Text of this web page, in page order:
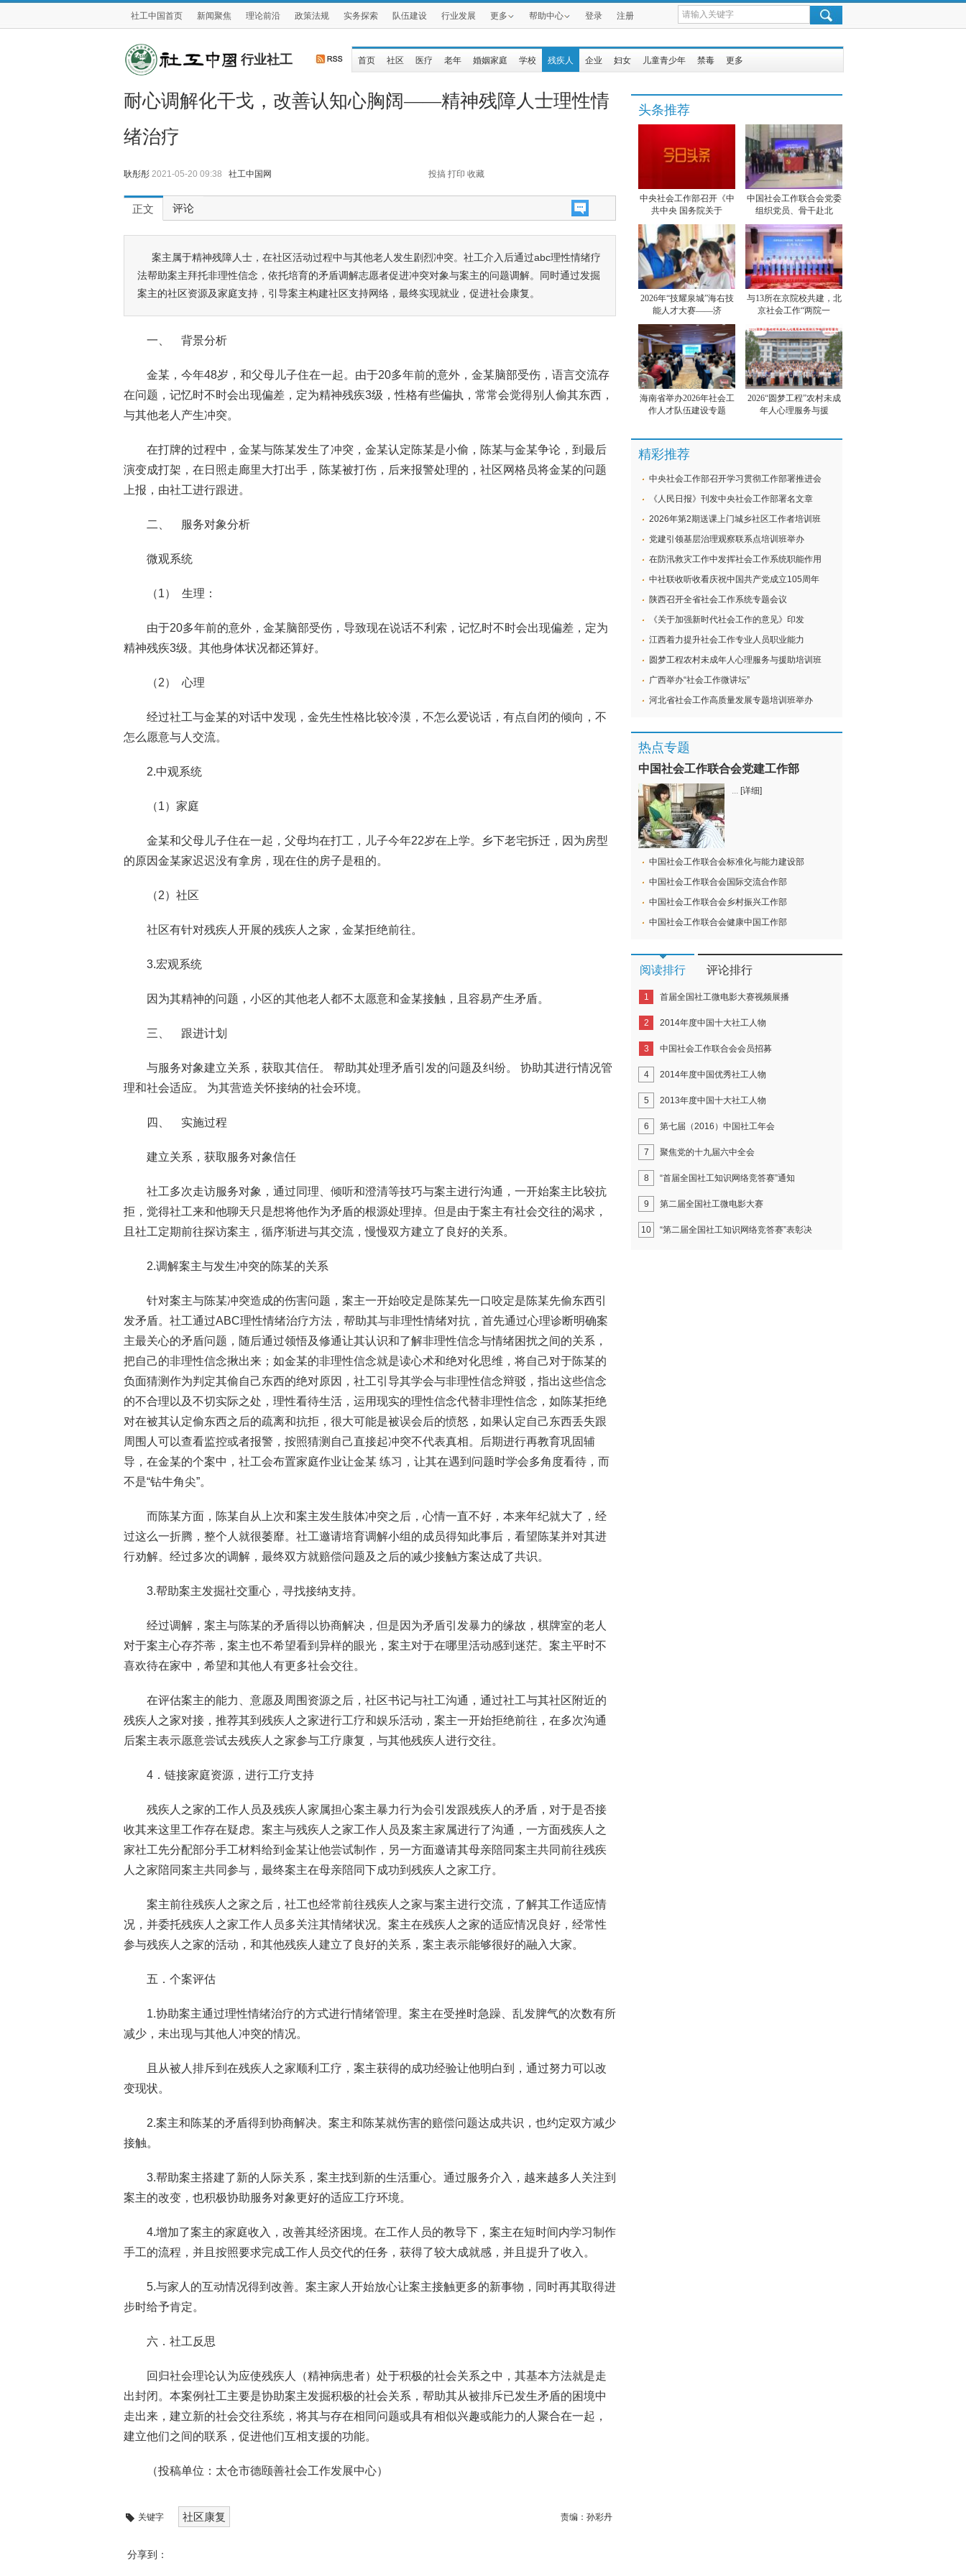
社工中国首页 新闻聚焦 理论前沿 政策法规 实务探索 队伍建设 行业发展 更多 帮助中心 登录 注册
行业社工 首页 社区 医疗 老年 婚姻家庭 学校 残疾人 企业 妇女 儿童青少年 禁毒 更多
耐心调解化干戈，改善认知心胸阔——精神残障人士理性情
绪治疗
耿彤彤 2021-05-20 09:38 社工中国网 投搞 打印 收藏
正文 评论
案主属于精神残障人士，在社区活动过程中与其他老人发生剧烈冲突。社工介入后通过abc理性情绪疗
法帮助案主拜托非理性信念，依托培育的矛盾调解志愿者促进冲突对象与案主的问题调解。同时通过发掘
案主的社区资源及家庭支持，引导案主构建社区支持网络，最终实现就业，促进社会康复。
一、 背景分析
金某，今年48岁，和父母儿子住在一起。由于20多年前的意外，金某脑部受伤，语言交流存
在问题，记忆时不时会出现偏差，定为精神残疾3级，性格有些偏执，常常会觉得别人偷其东西，
与其他老人产生冲突。
在打牌的过程中，金某与陈某发生了冲突，金某认定陈某是小偷，陈某与金某争论，到最后
演变成打架，在日照走廊里大打出手，陈某被打伤，后来报警处理的，社区网格员将金某的问题
上报，由社工进行跟进。
二、 服务对象分析
微观系统
（1） 生理：
由于20多年前的意外，金某脑部受伤，导致现在说话不利索，记忆时不时会出现偏差，定为
精神残疾3级。其他身体状况都还算好。
（2） 心理
经过社工与金某的对话中发现，金先生性格比较冷漠，不怎么爱说话，有点自闭的倾向，不
怎么愿意与人交流。
2.中观系统
（1）家庭
金某和父母儿子住在一起，父母均在打工，儿子今年22岁在上学。乡下老宅拆迁，因为房型
的原因金某家迟迟没有拿房，现在住的房子是租的。
（2）社区
社区有针对残疾人开展的残疾人之家，金某拒绝前往。
3.宏观系统
因为其精神的问题，小区的其他老人都不太愿意和金某接触，且容易产生矛盾。
三、 跟进计划
与服务对象建立关系，获取其信任。 帮助其处理矛盾引发的问题及纠纷。 协助其进行情况管
理和社会适应。 为其营造关怀接纳的社会环境。
四、 实施过程
建立关系，获取服务对象信任
社工多次走访服务对象，通过同理、倾听和澄清等技巧与案主进行沟通，一开始案主比较抗
拒，觉得社工来和他聊天只是想将他作为矛盾的根源处理掉。但是由于案主有社会交往的渴求，
且社工定期前往探访案主，循序渐进与其交流，慢慢双方建立了良好的关系。
2.调解案主与发生冲突的陈某的关系
针对案主与陈某冲突造成的伤害问题，案主一开始咬定是陈某先一口咬定是陈某先偷东西引
发矛盾。社工通过ABC理性情绪治疗方法，帮助其与非理性情绪对抗，首先通过心理诊断明确案
主最关心的矛盾问题，随后通过领悟及修通让其认识和了解非理性信念与情绪困扰之间的关系，
把自己的非理性信念揪出来；如金某的非理性信念就是读心术和绝对化思维，将自己对于陈某的
负面猜测作为判定其偷自己东西的绝对原因，社工引导其学会与非理性信念辩驳，指出这些信念
的不合理以及不切实际之处，理性看待生活，运用现实的理性信念代替非理性信念，如陈某拒绝
对在被其认定偷东西之后的疏离和抗拒，很大可能是被误会后的愤怒，如果认定自己东西丢失跟
周围人可以查看监控或者报警，按照猜测自己直接起冲突不代表真相。后期进行再教育巩固辅
导，在金某的个案中，社工会布置家庭作业让金某 练习，让其在遇到问题时学会多角度看待，而
不是“钻牛角尖”。
而陈某方面，陈某自从上次和案主发生肢体冲突之后，心情一直不好，本来年纪就大了，经
过这么一折腾，整个人就很萎靡。社工邀请培育调解小组的成员得知此事后，看望陈某并对其进
行劝解。经过多次的调解，最终双方就赔偿问题及之后的减少接触方案达成了共识。
3.帮助案主发掘社交重心，寻找接纳支持。
经过调解，案主与陈某的矛盾得以协商解决，但是因为矛盾引发暴力的缘故，棋牌室的老人
对于案主心存芥蒂，案主也不希望看到异样的眼光，案主对于在哪里活动感到迷茫。案主平时不
喜欢待在家中，希望和其他人有更多社会交往。
在评估案主的能力、意愿及周围资源之后，社区书记与社工沟通，通过社工与其社区附近的
残疾人之家对接，推荐其到残疾人之家进行工疗和娱乐活动，案主一开始拒绝前往，在多次沟通
后案主表示愿意尝试去残疾人之家参与工疗康复，与其他残疾人进行交往。
4．链接家庭资源，进行工疗支持
残疾人之家的工作人员及残疾人家属担心案主暴力行为会引发跟残疾人的矛盾，对于是否接
收其来这里工作存在疑虑。案主与残疾人之家工作人员及案主家属进行了沟通，一方面残疾人之
家社工先分配部分手工材料给到金某让他尝试制作，另一方面邀请其母亲陪同案主共同前往残疾
人之家陪同案主共同参与，最终案主在母亲陪同下成功到残疾人之家工疗。
案主前往残疾人之家之后，社工也经常前往残疾人之家与案主进行交流，了解其工作适应情
况，并委托残疾人之家工作人员多关注其情绪状况。案主在残疾人之家的适应情况良好，经常性
参与残疾人之家的活动，和其他残疾人建立了良好的关系，案主表示能够很好的融入大家。
五．个案评估
1.协助案主通过理性情绪治疗的方式进行情绪管理。案主在受挫时急躁、乱发脾气的次数有所
减少，未出现与其他人冲突的情况。
且从被人排斥到在残疾人之家顺利工疗，案主获得的成功经验让他明白到，通过努力可以改
变现状。
2.案主和陈某的矛盾得到协商解决。案主和陈某就伤害的赔偿问题达成共识，也约定双方减少
接触。
3.帮助案主搭建了新的人际关系，案主找到新的生活重心。通过服务介入，越来越多人关注到
案主的改变，也积极协助服务对象更好的适应工疗环境。
4.增加了案主的家庭收入，改善其经济困境。在工作人员的教导下，案主在短时间内学习制作
手工的流程，并且按照要求完成工作人员交代的任务，获得了较大成就感，并且提升了收入。
5.与家人的互动情况得到改善。案主家人开始放心让案主接触更多的新事物，同时再其取得进
步时给予肯定。
六．社工反思
回归社会理论认为应使残疾人（精神病患者）处于积极的社会关系之中，其基本方法就是走
出封闭。本案例社工主要是协助案主发掘积极的社会关系，帮助其从被排斥已发生矛盾的困境中
走出来，建立新的社会交往系统，将其与存在相同问题或具有相似兴趣或能力的人聚合在一起，
建立他们之间的联系，促进他们互相支援的功能。
（投稿单位：太仓市德颐善社会工作发展中心）
关键字 社区康复 责编： 孙彩丹
分享到：
头条推荐
中央社会工作部召开《中
共中央 国务院关于
中国社会工作联合会党委
组织党员、骨干赴北
2026年“技耀泉城”海右技
能人才大赛——济
与13所在京院校共建，北
京社会工作“两院一
海南省举办2026年社会工
作人才队伍建设专题
2026“圆梦工程”农村未成
年人心理服务与援
精彩推荐
中央社会工作部召开学习贯彻工作部署推进会
《人民日报》刊发中央社会工作部署名文章
2026年第2期送课上门城乡社区工作者培训班
党建引领基层治理观察联系点培训班举办
在防汛救灾工作中发挥社会工作系统职能作用
中社联收听收看庆祝中国共产党成立105周年
陕西召开全省社会工作系统专题会议
《关于加强新时代社会工作的意见》印发
江西着力提升社会工作专业人员职业能力
圆梦工程农村未成年人心理服务与援助培训班
广西举办“社会工作微讲坛”
河北省社会工作高质量发展专题培训班举办
热点专题
中国社会工作联合会党建工作部
... [详细]
中国社会工作联合会标准化与能力建设部
中国社会工作联合会国际交流合作部
中国社会工作联合会乡村振兴工作部
中国社会工作联合会健康中国工作部
阅读排行 评论排行
1 首届全国社工微电影大赛视频展播
2 2014年度中国十大社工人物
3 中国社会工作联合会会员招募
4 2014年度中国优秀社工人物
5 2013年度中国十大社工人物
6 第七届（2016）中国社工年会
7 聚焦党的十九届六中全会
8 “首届全国社工知识网络竞答赛”通知
9 第二届全国社工微电影大赛
10 “第二届全国社工知识网络竞答赛”表彰决